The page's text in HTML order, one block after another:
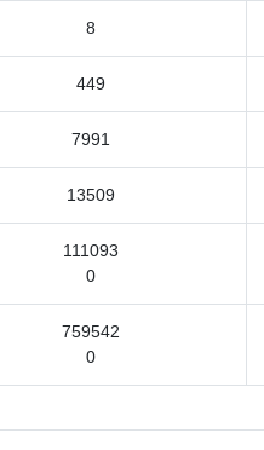
8
449
7991
13509
111093
0
759542
0